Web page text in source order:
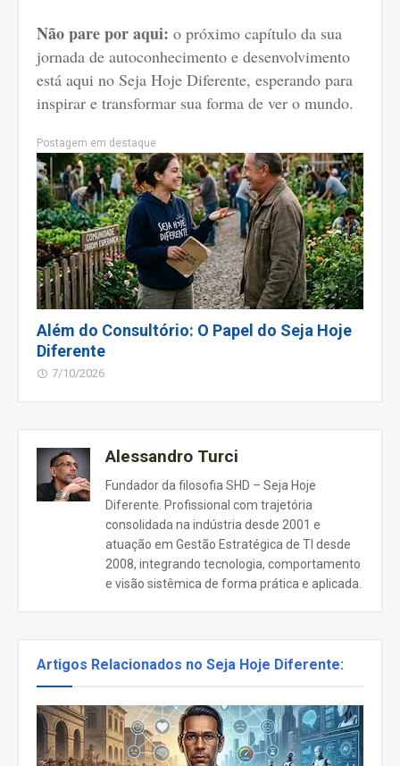
Não pare por aqui: o próximo capítulo da sua
jornada de autoconhecimento e desenvolvimento
está aqui no Seja Hoje Diferente, esperando para
inspirar e transformar sua forma de ver o mundo.
Postagem em destaque
Além do Consultório: O Papel do Seja Hoje
Diferente
7/10/2026
Alessandro Turci
Fundador da filosofia SHD – Seja Hoje
Diferente. Profissional com trajetória
consolidada na indústria desde 2001 e
atuação em Gestão Estratégica de TI desde
2008, integrando tecnologia, comportamento
e visão sistêmica de forma prática e aplicada.
Artigos Relacionados no Seja Hoje Diferente: